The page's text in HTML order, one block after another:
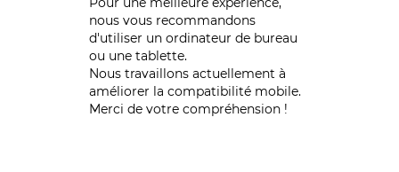
nous vous recommandons
d'utiliser un ordinateur de bureau
ou une tablette.
Nous travaillons actuellement à
améliorer la compatibilité mobile.
Merci de votre compréhension !